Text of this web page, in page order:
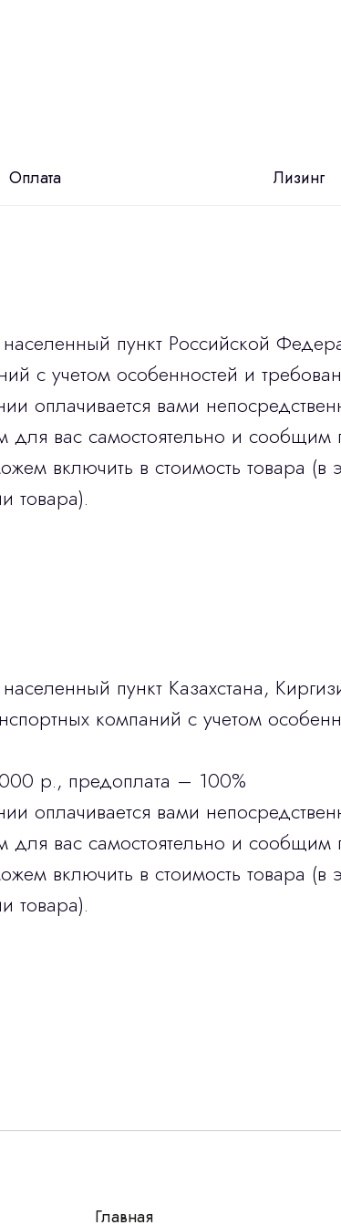
Оплата Лизинг
пункт Российской
с учетом особенностей и
оплачивается вами
для вас самостоятельно и
включить в стоимость товара (в
товара).
пункт Казахстана,
компаний с учетом
р., предоплата – 100%
оплачивается вами
для вас самостоятельно и
включить в стоимость товара (в
товара).
Остались вопросы
Главная